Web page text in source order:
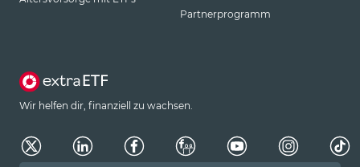
Partnerprogramm
Wir helfen dir, finanziell zu wachsen.